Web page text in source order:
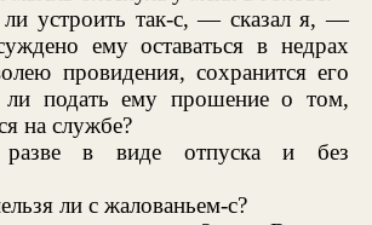
устроить так-с, — сказал я, —
ему оставаться в недрах
провидения, сохранится его
ли подать ему прошение о том,
на службе?
в виде отпуска и без
ли с жалованьем-с?